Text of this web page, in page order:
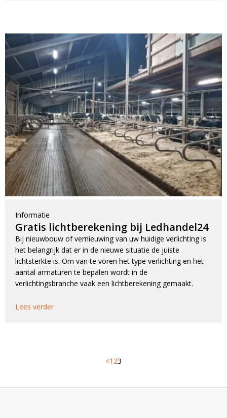
Informatie
Gratis lichtberekening bij Ledhandel24
Bij nieuwbouw of vernieuwing van uw huidige verlichting is
het belangrijk dat er in de nieuwe situatie de juiste
lichtsterkte is. Om van te voren het type verlichting en het
aantal armaturen te bepalen wordt in de
verlichtingsbranche vaak een lichtberekening gemaakt.
Lees verder
<1 23
Blijf op de hoogte van nieuwe product
updates, promoties en aanbiedingen, leuke
klantverhalen en ontdek de klantfoto van de
maand!
Email
A
l
e
r
n
a
t
i
v
:
Bevestig je inschrijving via de bevestigingsmail
in je inbox. Deze ontvang je binnen een paar
minuten.